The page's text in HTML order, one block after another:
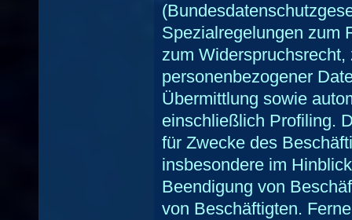
Spezialregelungen zum
zum
personenbezogener
Übermittlung sowie
einschließlich Profiling.
für Zwecke des
insbesondere im
Beendigung von
von Beschäftigten.